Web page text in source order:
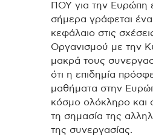
ΠΟΥ για την Ευρώπη
σήμερα γράφεται ένα
κεφάλαιο στις
Οργανισμού με την
μακρά τους
ότι η επιδημία
μαθήματα στην
κόσμο ολόκληρο και
τη σημασία της
της συνεργασίας.